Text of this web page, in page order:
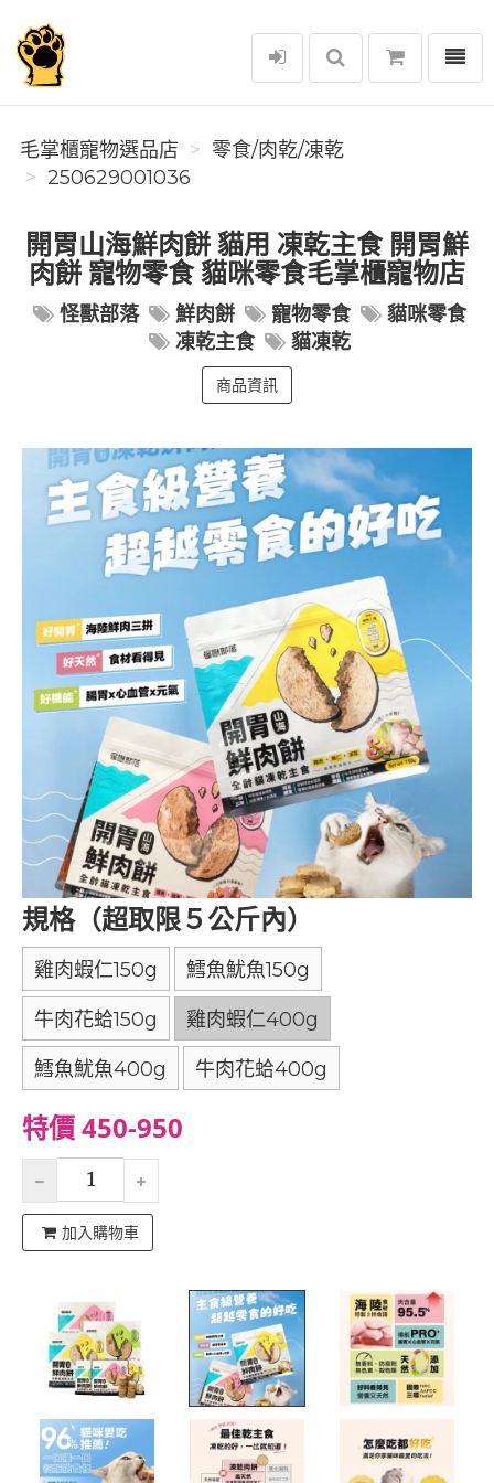
毛掌櫃寵物選品店
選單
毛掌櫃寵物選品店
零食/肉乾/凍乾
250629001036
開胃山海鮮肉餅 貓用 凍乾主食 開胃鮮
肉餅 寵物零食 貓咪零食毛掌櫃寵物店
怪獸部落 鮮肉餅 寵物零食
貓咪零食
凍乾主食
貓凍乾
商品資訊
規格（超取限５公斤內）
雞肉蝦仁150g 鱈魚魷魚150g
牛肉花蛤150g 雞肉蝦仁400g
鱈魚魷魚400g 牛肉花蛤400g
特價 450-950
加入購物車